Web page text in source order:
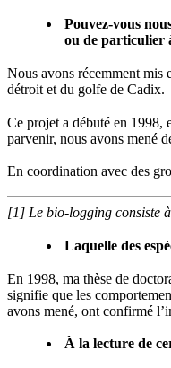
Pouvez-vous
ou de particulier
Nous avons récemment mis
détroit et du golfe de Cadix.
Ce projet a débuté en 1998,
parvenir, nous avons mené
En coordination avec des
[1] Le bio-logging consiste
Laquelle des
En 1998, ma thèse de
signifie que les
avons mené, ont confirmé
À la lecture de